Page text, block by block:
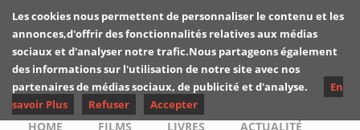
Skip to main content
Les critiques de
Yuyine
HOME FILMS LIVRES ACTUALITÉ
Les cookies nous permettent de personnaliser le contenu et les
annonces,d'offrir des fonctionnalités relatives aux médias
sociaux et d'analyser notre trafic.Nous partageons également
des informations sur l'utilisation de notre site avec nos
partenaires de médias sociaux, de publicité et d'analyse.
En
savoir Plus
Refuser Accepter